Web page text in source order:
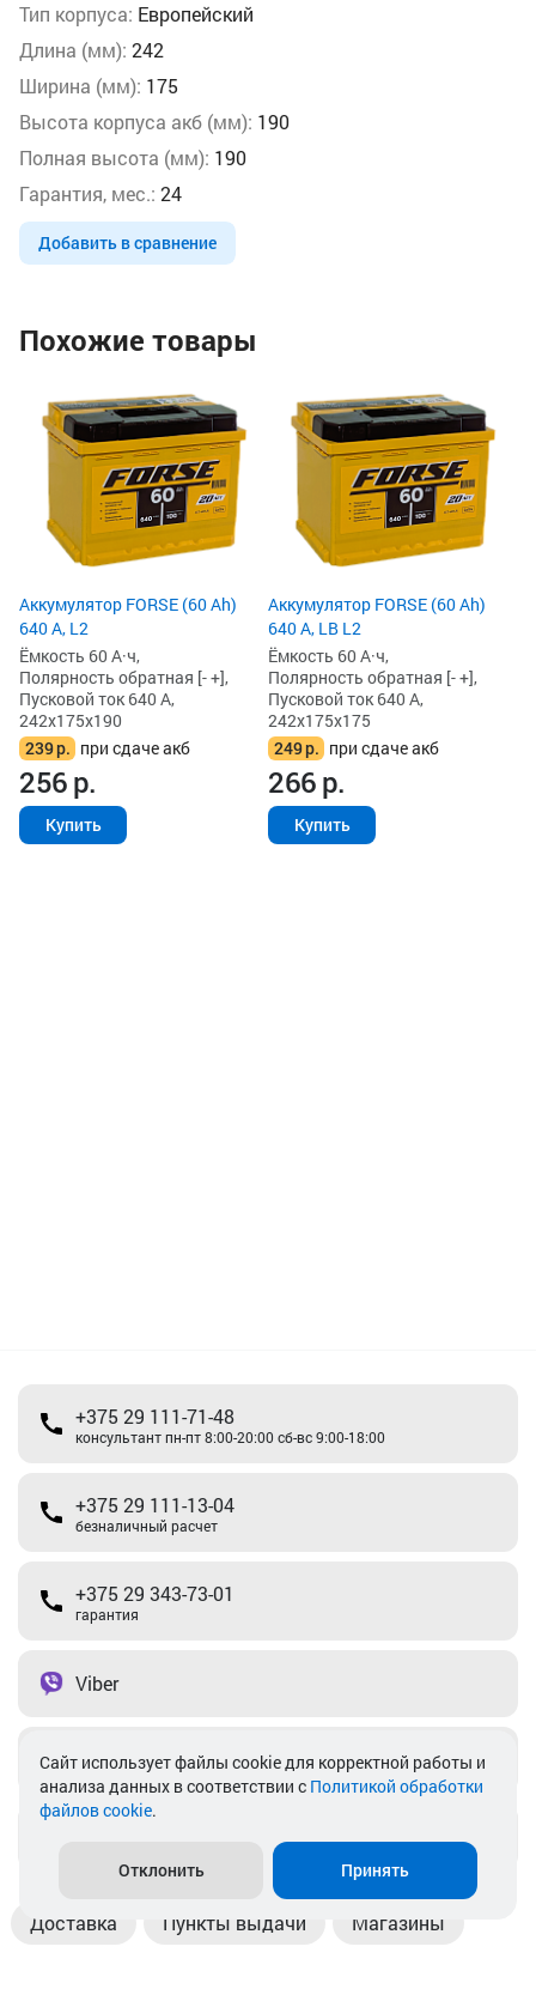
Тип корпуса: Европейский
Длина (мм): 242
Ширина (мм): 175
Высота корпуса акб (мм): 190
Полная высота (мм): 190
Гарантия, мес.: 24
Добавить в сравнение
Похожие товары
Аккумулятор FORSE (60 Ah)
640 А, L2
Ёмкость 60 А·ч,
Полярность обратная [- +],
Пусковой ток 640 А,
242x175x190
239р. при сдаче акб
256р.
Купить
Аккумулятор FORSE (60 Ah)
640 А, LB L2
Ёмкость 60 А·ч,
Полярность обратная [- +],
Пусковой ток 640 А,
242x175x175
249р. при сдаче акб
266р.
Купить
+375 29 111-71-48
консультант пн-пт 8:00-20:00 сб-вс 9:00-18:00
+375 29 111-13-04
безналичный расчет
+375 29 343-73-01
гарантия
Viber
Telegram
Доставка Пункты выдачи Магазины
Cайт использует файлы cookie для корректной работы и
анализа данных в соответствии с Политикой обработки
файлов cookie.
Отклонить Принять